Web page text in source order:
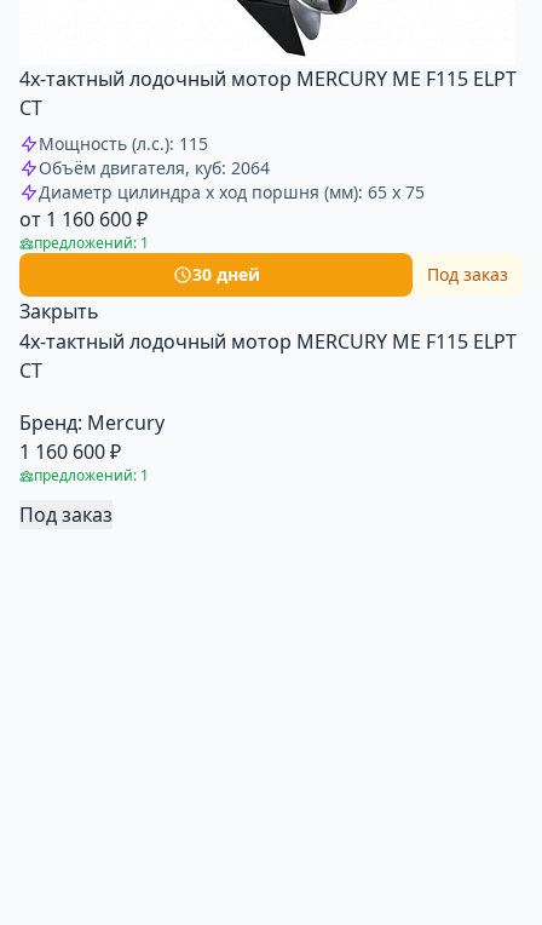
4х-тактный лодочный мотор MERCURY ME F115 ELPT
CT
Мощность (л.с.): 115
Объём двигателя, куб: 2064
Диаметр цилиндра x ход поршня (мм): 65 x 75
от 1 160 600 ₽
предложений: 1
30 дней Под заказ
Закрыть
4х-тактный лодочный мотор MERCURY ME F115 ELPT
CT
Бренд: Mercury
1 160 600 ₽
предложений: 1
Под заказ